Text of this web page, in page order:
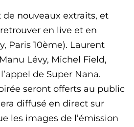
de nouveaux extraits, et
en live et en
Paris 10ème). Laurent
Lévy, Michel Field,
de Super Nana.
seront offerts au public
diffusé en direct sur
les images de l’émission